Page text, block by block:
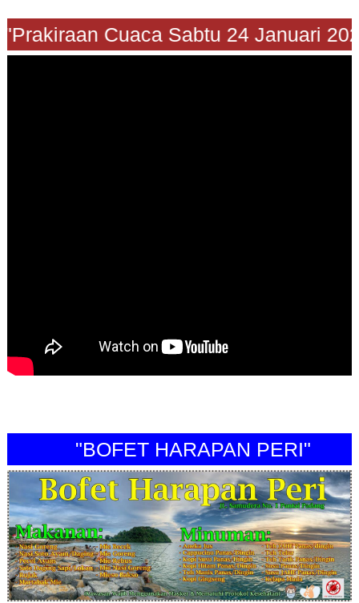
Cuaca Sabtu 24 Januari
"BOFET HARAPAN PERI"